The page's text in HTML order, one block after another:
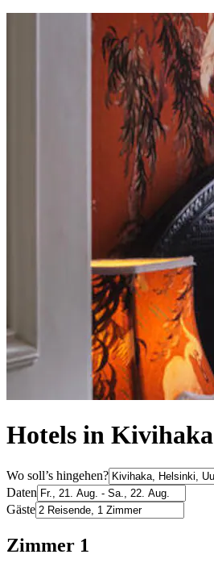
Hotels in Kivihaka
Wo soll’s hingehen?
Daten
Gäste
Zimmer 1